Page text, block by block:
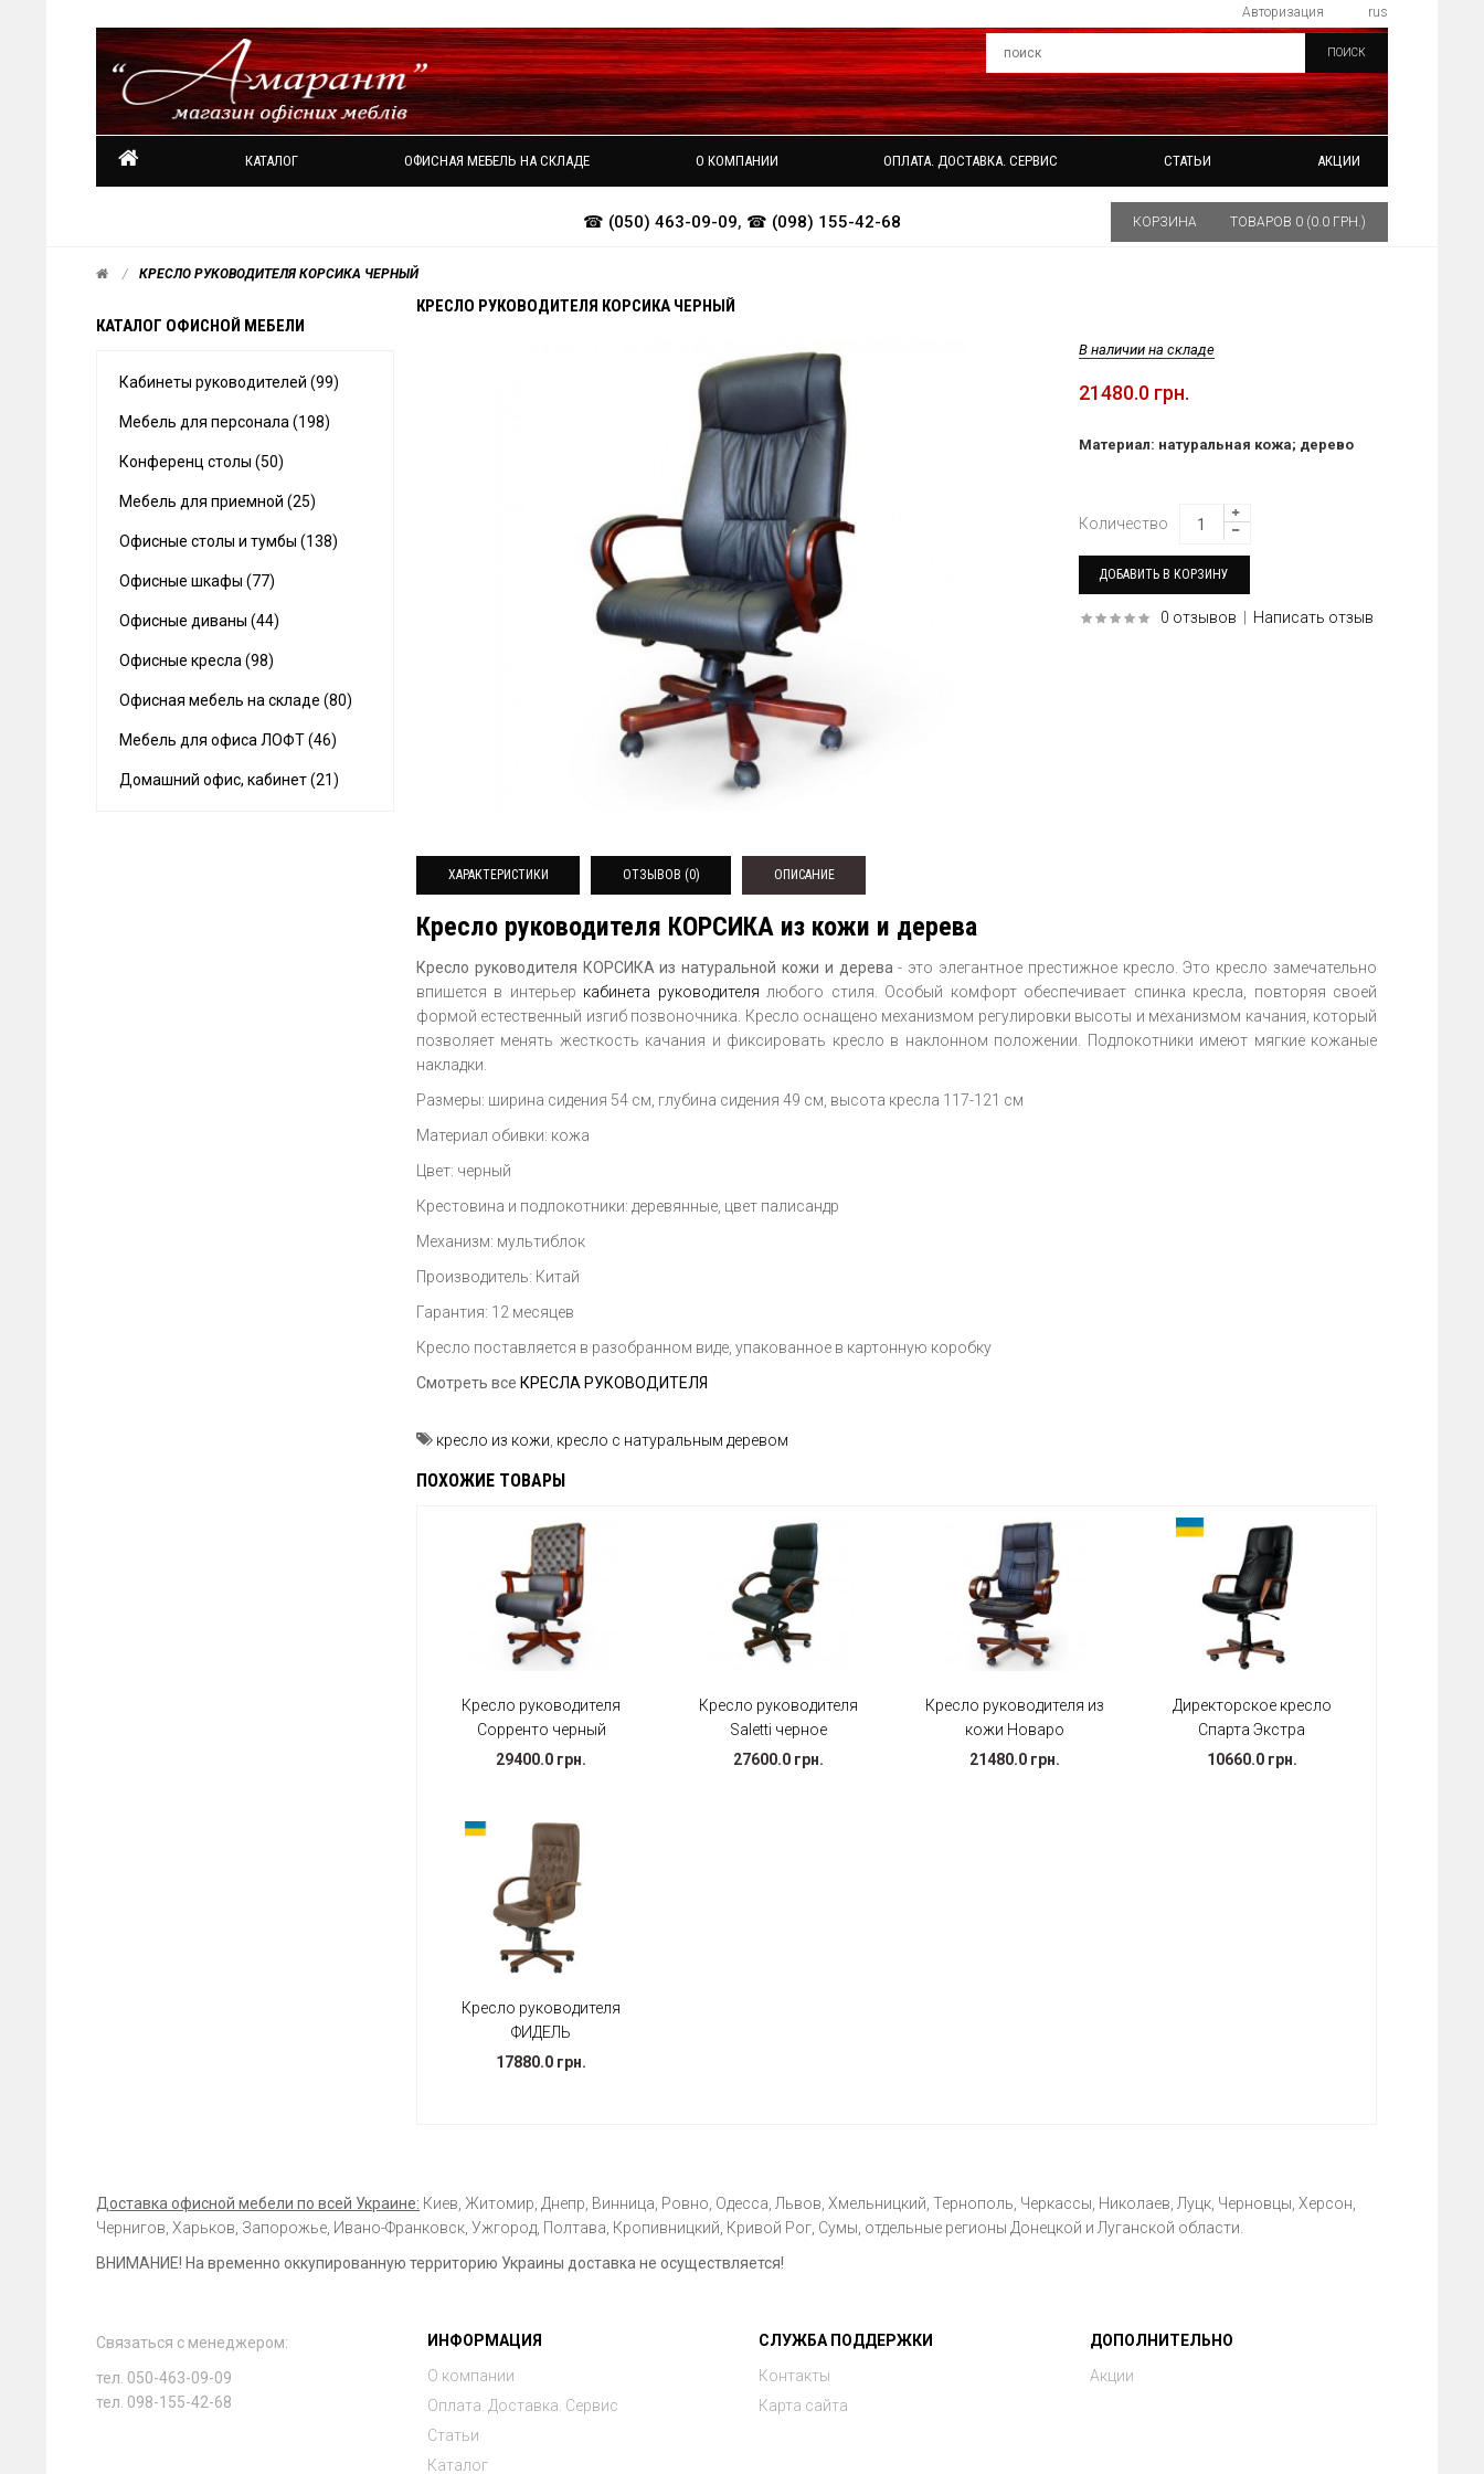
rus
Авторизация
ПОИСК
КАТАЛОГ ОФИСНАЯ МЕБЕЛЬ НА СКЛАДЕ О КОМПАНИИ ОПЛАТА. ДОСТАВКА. СЕРВИС СТАТЬИ АКЦИИ
☎ (050) 463-09-09, ☎ (098) 155-42-68 КОРЗИНА ТОВАРОВ 0 (0.0 ГРН.)
КРЕСЛО РУКОВОДИТЕЛЯ КОРСИКА ЧЕРНЫЙ
КАТАЛОГ ОФИСНОЙ МЕБЕЛИ
Кабинеты руководителей (99)
Мебель для персонала (198)
Конференц столы (50)
Мебель для приемной (25)
Офисные столы и тумбы (138)
Офисные шкафы (77)
Офисные диваны (44)
Офисные кресла (98)
Офисная мебель на складе (80)
Мебель для офиса ЛОФТ (46)
Домашний офис, кабинет (21)
КРЕСЛО РУКОВОДИТЕЛЯ КОРСИКА ЧЕРНЫЙ
В наличии на складе
21480.0 грн.
Материал: натуральная кожа; дерево
Количество
0 отзывов Написать отзыв
ХАРАКТЕРИСТИКИ ОТЗЫВОВ (0) ОПИСАНИЕ
Кресло руководителя КОРСИКА из кожи и дерева
Кресло руководителя КОРСИКА из натуральной кожи и дерева- это элегантное престижное кресло. Это кресло замечательно
впишется в интерьер кабинета руководителя любого стиля. Особый комфорт обеспечивает спинка кресла, повторяя своей
формой естественный изгиб позвоночника. Кресло оснащено механизмом регулировки высоты и механизмом качания, который
позволяет менять жесткость качания и фиксировать кресло в наклонном положении. Подлокотники имеют мягкие кожаные
накладки.
Размеры: ширина сидения 54 см, глубина сидения 49 см, высота кресла 117-121 см
Материал обивки: кожа
Цвет: черный
Крестовина и подлокотники: деревянные, цвет палисандр
Механизм: мультиблок
Производитель: Китай
Гарантия: 12 месяцев
Кресло поставляется в разобранном виде, упакованное в картонную коробку
Смотреть все КРЕСЛА РУКОВОДИТЕЛЯ
кресло из кожи, кресло с натуральным деревом
ПОХОЖИЕ ТОВАРЫ
Кресло руководителя
Сорренто черный
29400.0 грн.
Кресло руководителя
Saletti черное
27600.0 грн.
Кресло руководителя из
кожи Новаро
21480.0 грн.
Директорское кресло
Спарта Экстра
10660.0 грн.
Кресло руководителя
ФИДЕЛЬ
17880.0 грн.
Доставка офисной мебели по всей Украине: Киев, Житомир, Днепр, Винница, Ровно, Одесса, Львов, Хмельницкий, Тернополь, Черкассы, Николаев, Луцк, Черновцы, Херсон,
Чернигов, Харьков, Запорожье, Ивано-Франковск, Ужгород, Полтава, Кропивницкий, Кривой Рог, Сумы, отдельные регионы Донецкой и Луганской области.
ВНИМАНИЕ! На временно оккупированную территорию Украины доставка не осуществляется!
Связаться с менеджером:
тел. 050-463-09-09
тел. 098-155-42-68
ИНФОРМАЦИЯ
О компании
Оплата. Доставка. Сервис
Статьи
Каталог
СЛУЖБА ПОДДЕРЖКИ
Контакты
Карта сайта
ДОПОЛНИТЕЛЬНО
Акции